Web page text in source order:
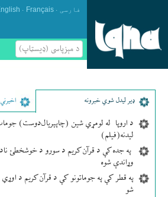
فارسی .
Français
.
د مېزپاسى (ډیسټاپ)
ډير لیدل شوي خبرونه
د اروپا له لومړي شین (چاپېریال‌دوست)
لیدنه(فیلم)
په جده کې د قرآن کریم د سورو د خوشخطئ
وړاندې شوه
په قطر کې په جوماتونو کې د قرآن کریم د
شو